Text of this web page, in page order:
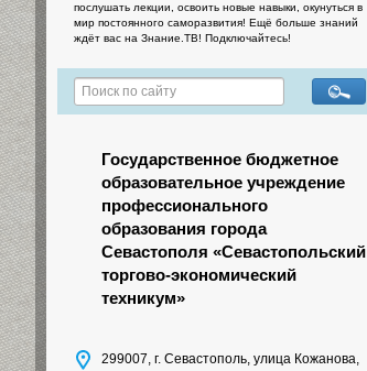
послушать лекции, освоить новые навыки, окунуться в
мир постоянного саморазвития! Ещё больше знаний
ждёт вас на Знание.ТВ! Подключайтесь!
Государственное бюджетное
образовательное учреждение
профессионального
образования города
Севастополя «Севастопольский
торгово-экономический
техникум»
299007, г. Севастополь, улица Кожанова,